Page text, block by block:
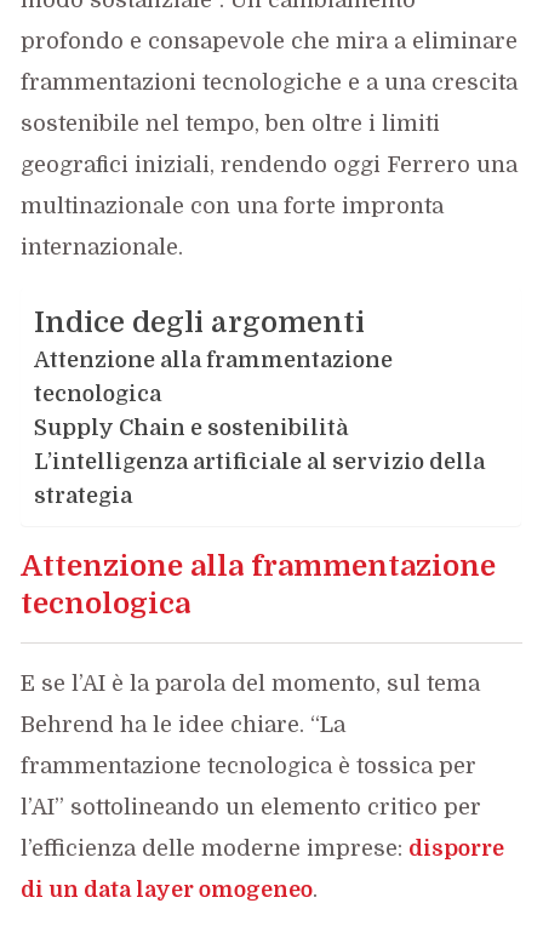
profondo e consapevole che mira a eliminare
frammentazioni tecnologiche e a una crescita
sostenibile nel tempo, ben oltre i limiti
geografici iniziali, rendendo oggi Ferrero una
multinazionale con una forte impronta
internazionale.
Indice degli argomenti
Attenzione alla frammentazione
tecnologica
Supply Chain e sostenibilità
L’intelligenza artificiale al servizio della
strategia
Attenzione alla frammentazione
tecnologica
E se l’AI è la parola del momento, sul tema
Behrend ha le idee chiare. “La
frammentazione tecnologica è tossica per
l’AI” sottolineando un elemento critico per
l’efficienza delle moderne imprese: disporre
di un data layer omogeneo.